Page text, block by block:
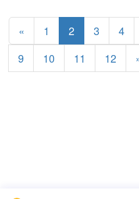
« 1 2 3 4
9
10 11 12